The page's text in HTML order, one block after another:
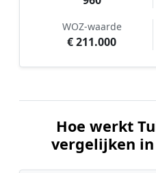
WOZ-waarde
€ 211.000
Hoe werkt
vergelijken in